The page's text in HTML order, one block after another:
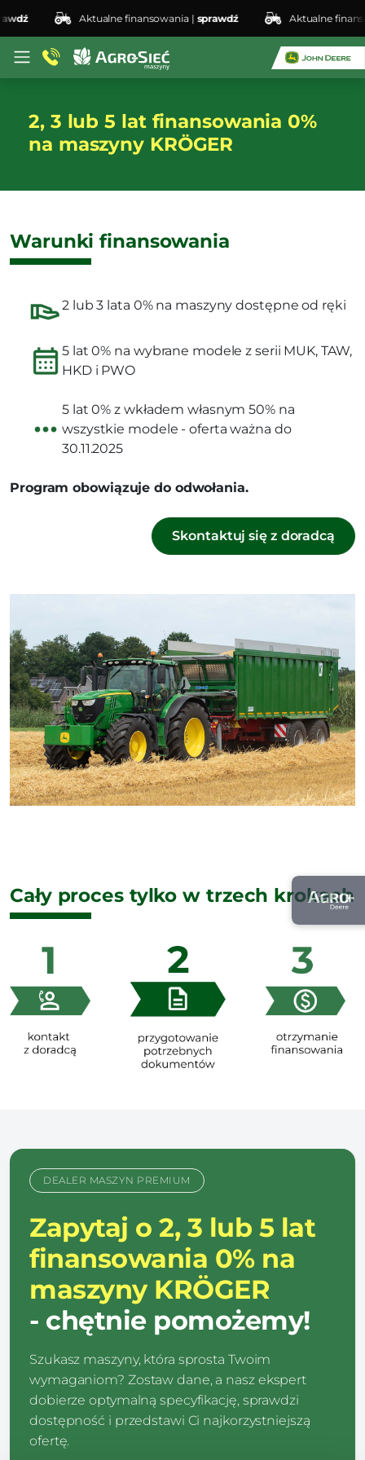
Aktualne finansowania |sprawdź Aktualne
2, 3 lub 5 lat finansowania 0%
na maszyny KRÖGER
Warunki finansowania
2 lub 3 lata 0% na maszyny dostępne od ręki
5 lat 0% na wybrane modele z serii MUK, TAW,
HKD i PWO
5 lat 0% z wkładem własnym 50% na
wszystkie modele - oferta ważna do
30.11.2025
Program obowiązuje do odwołania.
Skontaktuj się z doradcą
Cały proces tylko w trzech krokach
DEALER MASZYN PREMIUM
Zapytaj o 2, 3 lub 5 lat
finansowania 0% na
maszyny KRÖGER
- chętnie pomożemy!
Szukasz maszyny, która sprosta Twoim
wymaganiom? Zostaw dane, a nasz ekspert
dobierze optymalną specyfikację, sprawdzi
dostępność i przedstawi Ci najkorzystniejszą
ofertę.